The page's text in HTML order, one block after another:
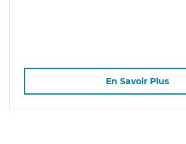
En Savoir Plus